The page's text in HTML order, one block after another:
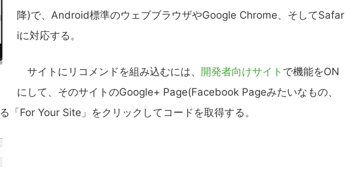
降)で、Android標準のウェブブラウザやGoogle Chrome、そしてSafar
iに対応する。
サイトにリコメンドを組み込むには、 開発者向けサイト で機能をON
にして、そのサイトのGoogle+ Page(Facebook Pageみたいなもの、
「For Your Site」をクリックしてコードを取得する。